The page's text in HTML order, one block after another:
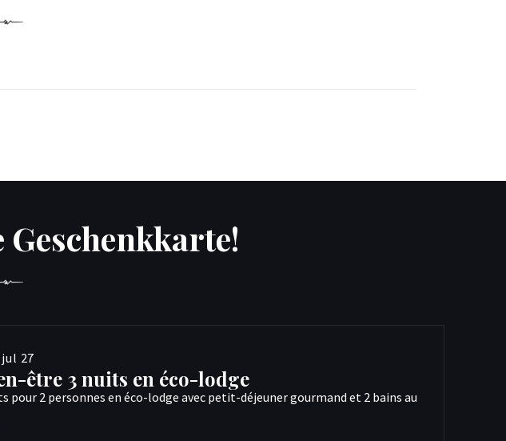
Geschenkkarte!
jul 27
être 3 nuits en éco-lodge
pour 2 personnes en éco-lodge avec petit-déjeuner gourmand et 2 bains au